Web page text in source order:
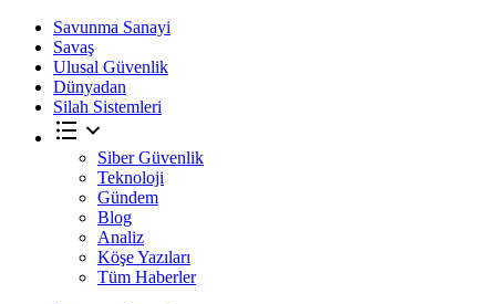
Savunma Sanayi
Savaş
Ulusal Güvenlik
Dünyadan
Silah Sistemleri
Siber Güvenlik
Teknoloji
Gündem
Blog
Analiz
Köşe Yazıları
Tüm Haberler